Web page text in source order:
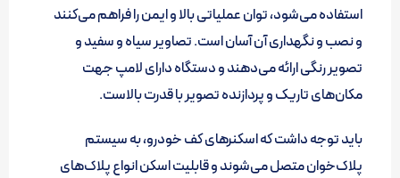
استفاده می‌شود، توان عملیاتی بالا و ایمن را فراهم می‌کنند
و نصب و نگهداری آن آسان است. تصاویر سیاه و سفید و
تصویر رنگی ارائه می‌دهند و دستگاه دارای لامپ جهت
مکان‌های تاریک و پردازنده تصویر با قدرت بالاست.
باید توجه داشت که اسکنرهای کف خودرو، به سیستم
پلاک‌خوان متصل می‌شوند و قابلیت اسکن انواع پلاک‌های